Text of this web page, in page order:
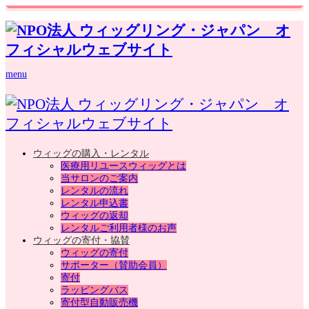
menu
ウィッグの購入・レンタル
医療用リユースウィッグとは
当サロンのご案内
レンタルの流れ
レンタル申込書
ウィッグの返却
レンタルご利用者様のお声
ウィッグの寄付・協賛
ウィッグの寄付
サポーター（賛助会員）
寄付
ラッピングバス
寄付型自動販売機